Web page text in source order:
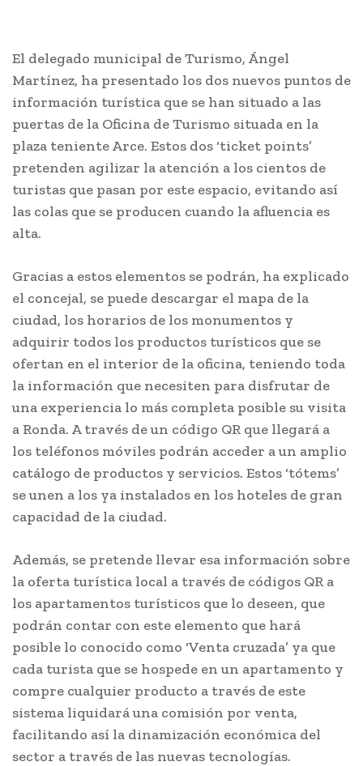
El delegado municipal de Turismo, Ángel
Martínez, ha presentado los dos nuevos puntos de
información turística que se han situado a las
puertas de la Oficina de Turismo situada en la
plaza teniente Arce. Estos dos ‘ticket points’
pretenden agilizar la atención a los cientos de
turistas que pasan por este espacio, evitando así
las colas que se producen cuando la afluencia es
alta.
Gracias a estos elementos se podrán, ha explicado
el concejal, se puede descargar el mapa de la
ciudad, los horarios de los monumentos y
adquirir todos los productos turísticos que se
ofertan en el interior de la oficina, teniendo toda
la información que necesiten para disfrutar de
una experiencia lo más completa posible su visita
a Ronda. A través de un código QR que llegará a
los teléfonos móviles podrán acceder a un amplio
catálogo de productos y servicios. Estos ‘tótems’
se unen a los ya instalados en los hoteles de gran
capacidad de la ciudad.
Además, se pretende llevar esa información sobre
la oferta turística local a través de códigos QR a
los apartamentos turísticos que lo deseen, que
podrán contar con este elemento que hará
posible lo conocido como ‘Venta cruzada’ ya que
cada turista que se hospede en un apartamento y
compre cualquier producto a través de este
sistema liquidará una comisión por venta,
facilitando así la dinamización económica del
sector a través de las nuevas tecnologías.